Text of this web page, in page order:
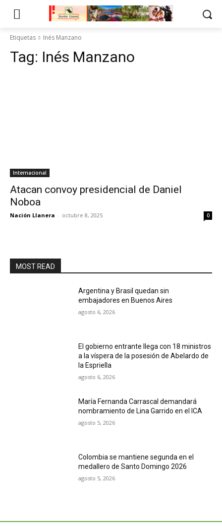
Etiquetas Inés Manzano
Tag: Inés Manzano
Internacional
Atacan convoy presidencial de Daniel
Noboa
Nación Llanera - octubre 8, 2025 0
MOST READ
Argentina y Brasil quedan sin
embajadores en Buenos Aires
agosto 6, 2026
El gobierno entrante llega con 18 ministros
a la víspera de la posesión de Abelardo de
la Espriella
agosto 6, 2026
María Fernanda Carrascal demandará
nombramiento de Lina Garrido en el ICA
agosto 5, 2026
Colombia se mantiene segunda en el
medallero de Santo Domingo 2026
agosto 5, 2026